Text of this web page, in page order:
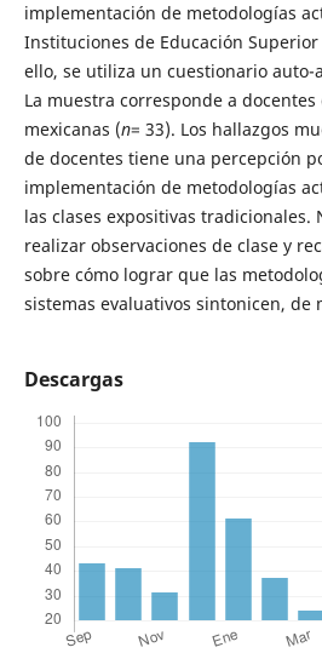
implementación de metodologías
Instituciones de Educación Superior
ello, se utiliza un cuestionario
La muestra corresponde a docentes
mexicanas (n= 33). Los hallazgos
de docentes tiene una percepción
implementación de metodologías
las clases expositivas tradicionales.
realizar observaciones de clase y
sobre cómo lograr que las
sistemas evaluativos sintonicen, de
Descargas